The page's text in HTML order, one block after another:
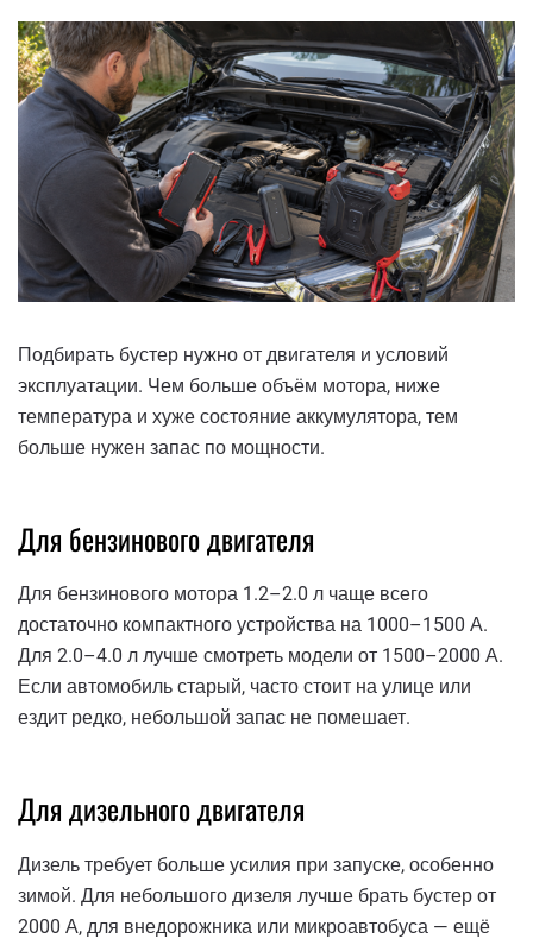
Подбирать бустер нужно от двигателя и условий
эксплуатации. Чем больше объём мотора, ниже
температура и хуже состояние аккумулятора, тем
больше нужен запас по мощности.
Для бензинового двигателя
Для бензинового мотора 1.2–2.0 л чаще всего
достаточно компактного устройства на 1000–1500 А.
Для 2.0–4.0 л лучше смотреть модели от 1500–2000 А.
Если автомобиль старый, часто стоит на улице или
ездит редко, небольшой запас не помешает.
Для дизельного двигателя
Дизель требует больше усилия при запуске, особенно
зимой. Для небольшого дизеля лучше брать бустер от
2000 А, для внедорожника или микроавтобуса — ещё